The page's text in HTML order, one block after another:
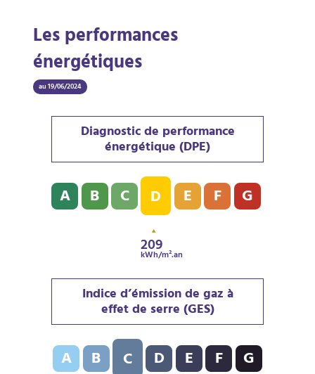
Les performances
énergétiques
au 19/06/2024
Diagnostic de performance
énergétique (DPE)
Diagnostic de performance énergétique (DPE) : D -
A B C D
209
kWh/m².an
E F G
Indice d’émission de gaz à
effet de serre (GES)
Indice d’émission de gaz à effet de serre (GES) : C -
A B C D E F G